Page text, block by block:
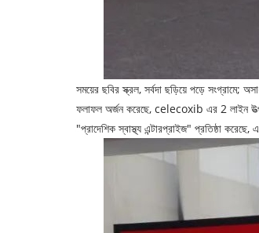
সময়ের ছবির স্ক্রল, সর্বদা ছড়িয়ে পড়ে সংগ্রামে;
ফলাফল অর্জন করেছে, celecoxib এর 2 লাইন
"প্রাদেশিক স্বাস্থ্য এন্টারপ্রাইজ" প্রতিষ্ঠা